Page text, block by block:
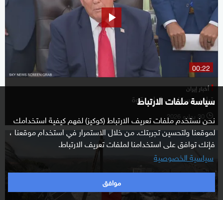
سياسة ملفات الارتباط
نحن نستخدم ملفات تعريف الارتباط (كوكيز) لفهم كيفية استخدامك
لموقعنا ولتحسين تجربتك. من خلال الاستمرار في استخدام موقعنا ،
فإنك توافق على استخدامنا لملفات تعريف الارتباط.
سياسية الخصوصية
موافق
00:22
أخبار إيران
ترامب: سنضرب إيران بقوة
l 30 يوليو 2026